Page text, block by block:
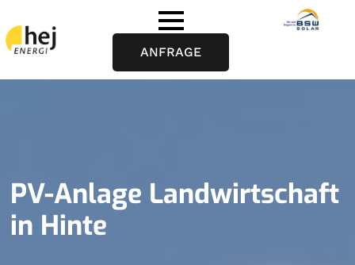
ANFRAGE
PV-Anlage Landwirtschaft
in Hinte